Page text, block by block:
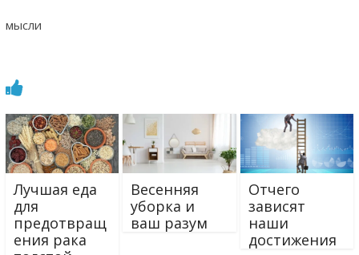
мысли
Лучшая еда
для
предотвращ
ения рака
Весенняя
уборка и
ваш разум
Отчего
зависят
наши
достижения